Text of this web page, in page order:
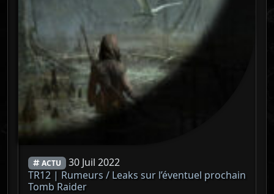
ACTU 30 Juil 2022
TR12 | Rumeurs / Leaks sur l’éventuel prochain
Tomb Raider